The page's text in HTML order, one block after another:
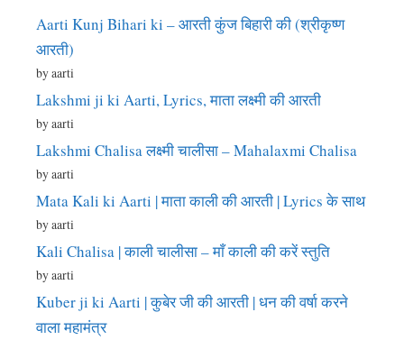
Aarti Kunj Bihari ki – आरती कुंज बिहारी की (श्रीकृष्ण
आरती)
by aarti
Lakshmi ji ki Aarti, Lyrics, माता लक्ष्मी की आरती
by aarti
Lakshmi Chalisa लक्ष्मी चालीसा – Mahalaxmi Chalisa
by aarti
Mata Kali ki Aarti | माता काली की आरती | Lyrics के साथ
by aarti
Kali Chalisa | काली चालीसा – माँ काली की करें स्तुति
by aarti
Kuber ji ki Aarti | कुबेर जी की आरती | धन की वर्षा करने
वाला महामंत्र